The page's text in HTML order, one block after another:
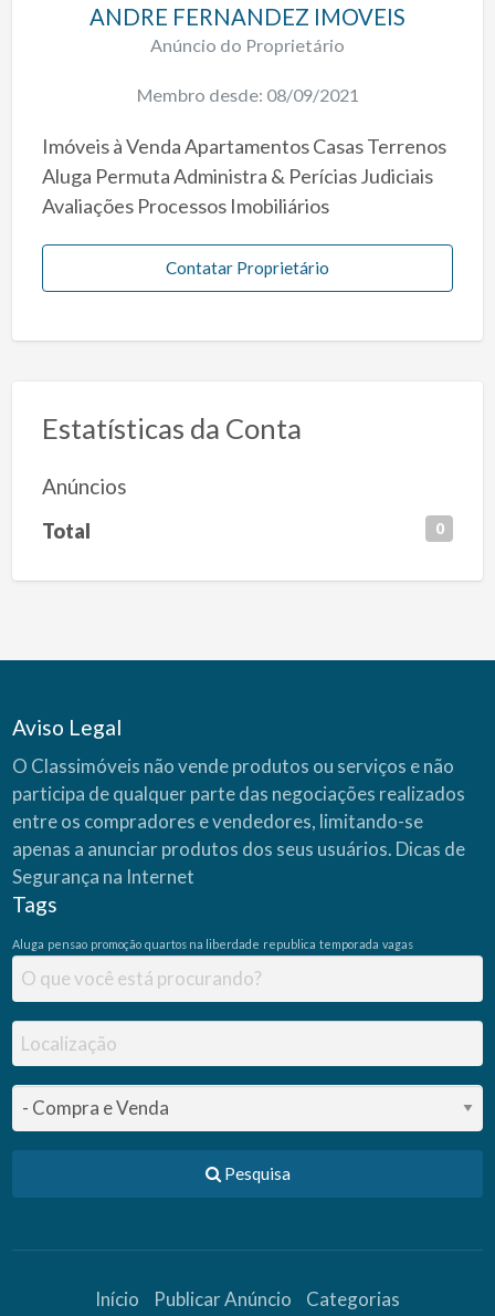
ANDRE FERNANDEZ IMOVEIS
Anúncio do Proprietário
Membro desde: 08/09/2021
Imóveis à Venda Apartamentos Casas Terrenos
Aluga Permuta Administra & Perícias Judiciais
Avaliações Processos Imobiliários
Contatar Proprietário
Estatísticas da Conta
Anúncios
Total 0
Aviso Legal
O Classimóveis não vende produtos ou serviços e não
participa de qualquer parte das negociações realizados
entre os compradores e vendedores, limitando-se
apenas a anunciar produtos dos seus usuários. Dicas de
Segurança na Internet
Tags
Aluga pensao promoção quartos na liberdade republica temporada vagas
Pesquisa
Início Publicar Anúncio Categorias